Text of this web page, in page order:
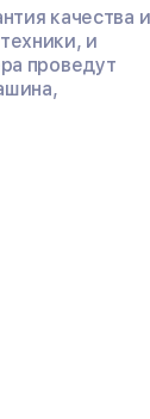
качества и
и
проведут